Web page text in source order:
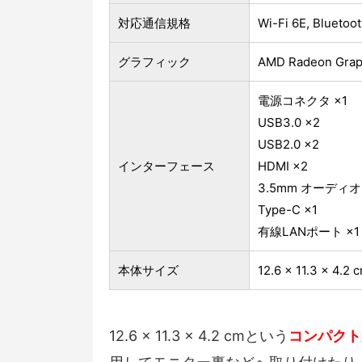
対応通信規格 Wi-Fi 6E,
グラフィック ‎AMD Radeon
インターフェース
電源コネクタ ×1
USB3.0 ×2
USB2.0 ×2
HDMI ×2
3.5mm オーディ
Type-C ×1
有線LANポート ×1
本体サイズ ‎‎12.6 x 11.3 x 4.2
12.6 x 11.3 x 4.2 cmという コンパク